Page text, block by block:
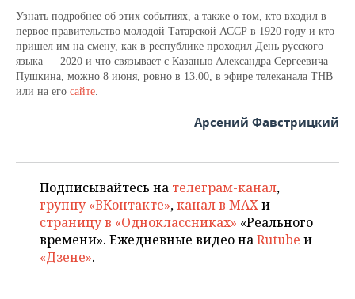
Узнать подробнее об этих событиях, а также о том, кто входил в
первое правительство молодой Татарской АССР в 1920 году и кто
пришел им на смену, как в республике проходил День русского
языка — 2020 и что связывает с Казанью Александра Сергеевича
Пушкина, можно 8 июня, ровно в 13.00, в эфире телеканала ТНВ
или на его сайте.
Арсений Фавстрицкий
Подписывайтесь на телеграм-канал,
группу «ВКонтакте»,канал в MAXи
страницу в «Одноклассниках» «Реального
времени». Ежедневные видео наRutube и
«Дзене».